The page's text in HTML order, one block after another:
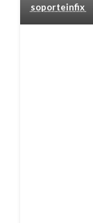
soporteinfix